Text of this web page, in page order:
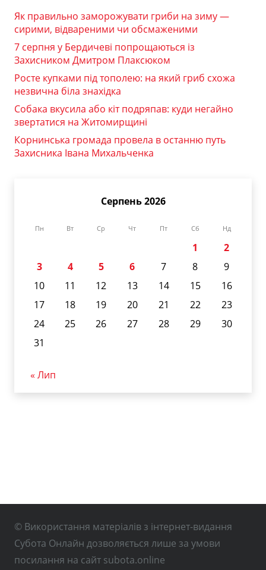
Як правильно заморожувати гриби на зиму —
сирими, відвареними чи обсмаженими
7 серпня у Бердичеві попрощаються із
Захисником Дмитром Плаксюком
Росте купками під тополею: на який гриб схожа
незвична біла знахідка
Собака вкусила або кіт подряпав: куди негайно
звертатися на Житомирщині
Корнинська громада провела в останню путь
Захисника Івана Михальченка
Серпень 2026
Пн Вт Ср Чт Пт Сб Нд
1
2
3
4 5 6 7 8
9
10
11 12 13 14 15
16
17
18 19 20 21 22
23
24
25 26 27 28 29
30
31
« Лип
© Використання матеріалів з інтернет-видання
Субота Онлайн дозволяється лише за умови
посилання на сайт subota.online